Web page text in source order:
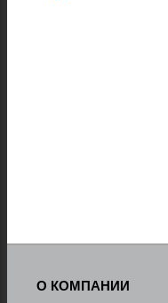
О КОМПАНИИ